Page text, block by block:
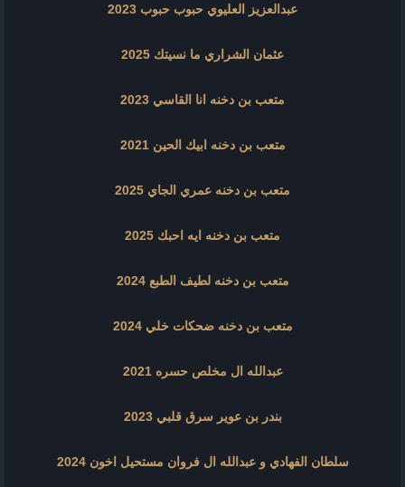
عبدالعزيز العليوي حبوب حبوب 2023
عثمان الشراري ما نسيتك 2025
متعب بن دخنه انا القاسي 2023
متعب بن دخنه ابيك الحين 2021
متعب بن دخنه عمري الجاي 2025
متعب بن دخنه ايه احبك 2025
متعب بن دخنه لطيف الطبع 2024
متعب بن دخنه ضحكات خلي 2024
عبدالله ال مخلص حسره 2021
بندر بن عوير سرق قلبي 2023
سلطان الفهادي و عبدالله ال فروان مستحيل اخون 2024